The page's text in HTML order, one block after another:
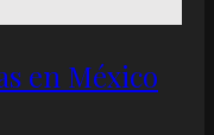
en México